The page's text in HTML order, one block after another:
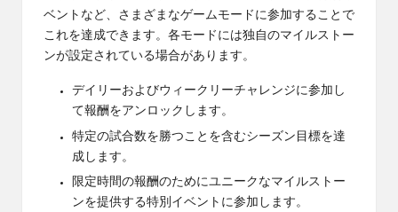
ベントなど、さまざまなゲームモードに参加することで
これを達成できます。各モードには独自のマイルストー
ンが設定されている場合があります。
デイリーおよびウィークリーチャレンジに参加し
て報酬をアンロックします。
特定の試合数を勝つことを含むシーズン目標を達
成します。
限定時間の報酬のためにユニークなマイルストー
ンを提供する特別イベントに参加します。